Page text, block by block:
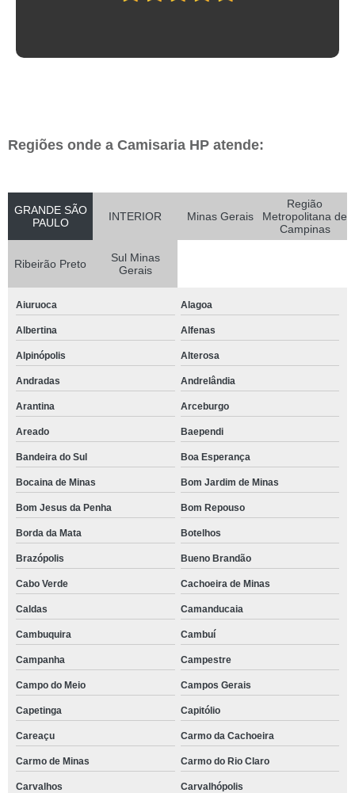
Regiões onde a Camisaria HP atende:
GRANDE SÃO
PAULO
INTERIOR Minas Gerais
Região
Metropolitana de
Campinas
Ribeirão Preto
Sul Minas
Gerais
Aiuruoca Alagoa
Albertina Alfenas
Alpinópolis Alterosa
Andradas Andrelândia
Arantina Arceburgo
Areado Baependi
Bandeira do Sul Boa Esperança
Bocaina de Minas Bom Jardim de Minas
Bom Jesus da Penha Bom Repouso
Borda da Mata Botelhos
Brazópolis Bueno Brandão
Cabo Verde Cachoeira de Minas
Caldas Camanducaia
Cambuquira Cambuí
Campanha Campestre
Campo do Meio Campos Gerais
Capetinga Capitólio
Careaçu Carmo da Cachoeira
Carmo de Minas Carmo do Rio Claro
Carvalhos Carvalhópolis